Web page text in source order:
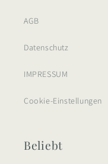
AGB
Datenschutz
IMPRESSUM
Cookie-Einstellungen
Beliebt